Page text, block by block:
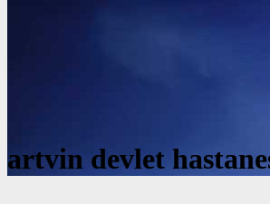
artvin devlet